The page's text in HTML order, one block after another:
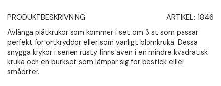
PRODUKTBESKRIVNING ARTIKEL: 1846
Avlånga plåtkrukor som kommer i set om 3 st som passar
perfekt för örtkryddor eller som vanligt blomkruka. Dessa
snygga krykor i serien rusty finns även i en mindre kvadratisk
kruka och en burkset som lämpar sig för bestick elller
småörter.